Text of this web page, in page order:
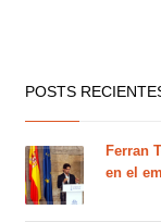
POSTS
Ferran
en el